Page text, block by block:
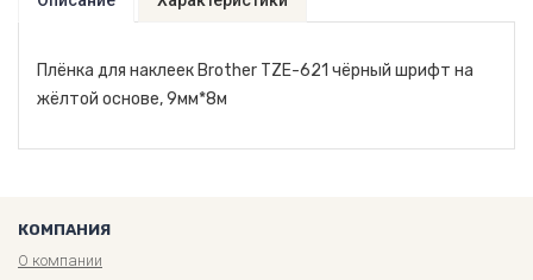
Плёнка для наклеек Brother TZE-621 чёрный шрифт на
жёлтой основе, 9мм*8м
КОМПАНИЯ
О компании